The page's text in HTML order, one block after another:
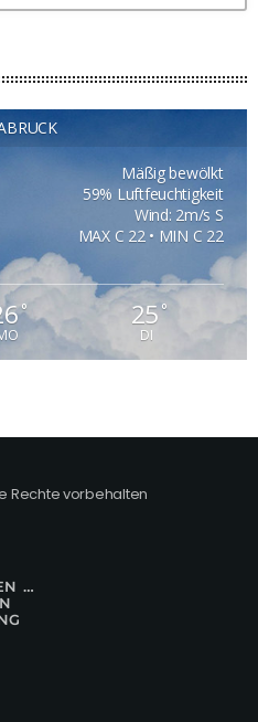
Mäßig bewölkt
59% Luftfeuchtigkeit
Wind: 2m/s S
MAX C 22 • MIN C 22
° 25°
DI
Rechte vorbehalten
TEILNAHMEBEDINGUNGEN FÜR GEWINNSPIELE